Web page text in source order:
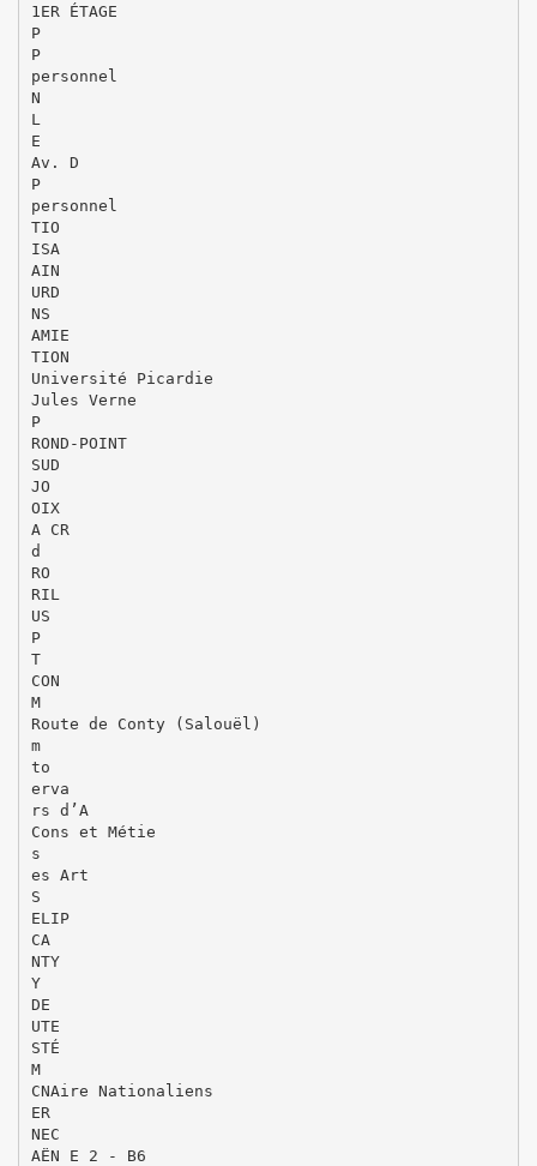
1ER ÉTAGE
P
P
personnel
N
L
E
Av. D
P
personnel
TIO
ISA
AIN
URD
NS
AMIE
TION
Université Picardie
Jules Verne
P
ROND-POINT
SUD
JO
OIX
A CR
d
RO
RIL
US
P
T
CON
M
Route de Conty (Salouël)
m
to
erva
rs d’A
Cons et Métie
s
es Art
S
ELIP
CA
NTY
Y
DE
UTE
STÉ
M
CNAire Nationaliens
ER
NEC
AËN E 2 - B6